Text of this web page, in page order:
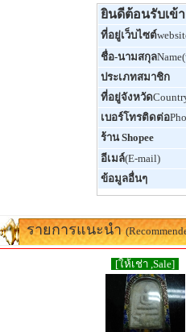
ยินดีต้อนรับเข้
ที่อยู่เว็บไซต์
ชื่อ-นามสกุล
ประเภทสมาชิก
ที่อยู่จังหวัด
เบอร์โทรติดต่อ
ร้าน Shopee
อีเมล์(E-mail)
ข้อมูลอื่นๆ
รายการแนะนำ
[ให้เช่า ,Sale]